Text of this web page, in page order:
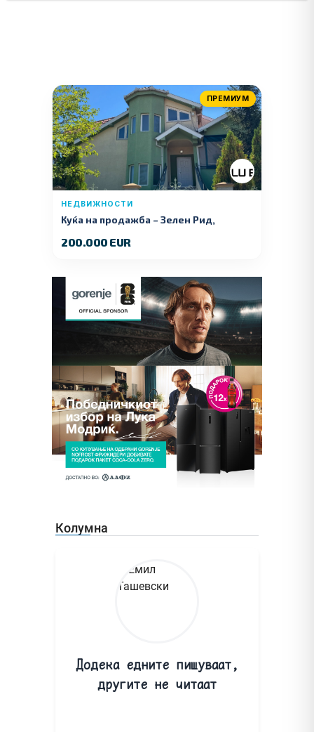
ПРЕМИУМ
НЕДВИЖНОСТИ
Куќа на продажба – Зелeн Рид,
200.000 EUR
Колумна
Додека едните пишуваат,
другите не читаат